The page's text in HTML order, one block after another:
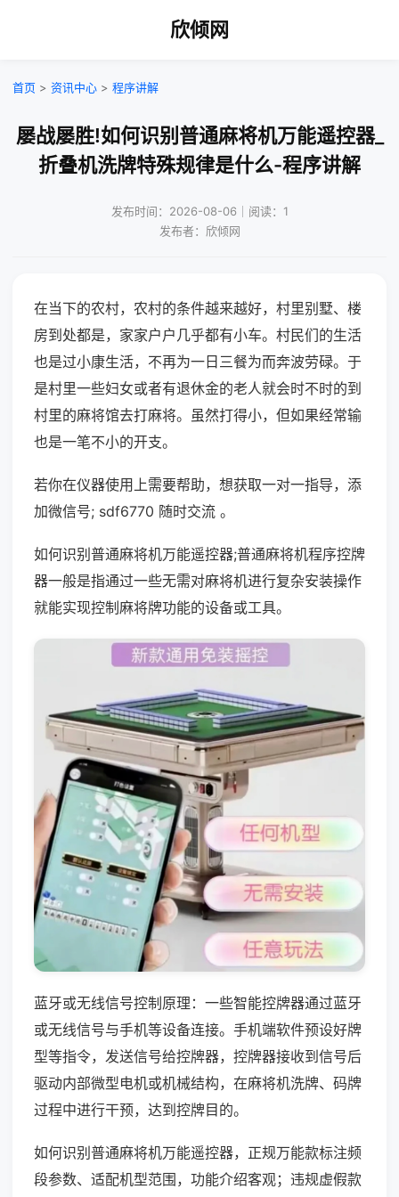
欣倾网
首页 > 资讯中心 > 程序讲解
屡战屡胜!如何识别普通麻将机万能遥控器_
折叠机洗牌特殊规律是什么-程序讲解
发布时间：2026-08-06｜阅读：1
发布者：欣倾网
在当下的农村，农村的条件越来越好，村里别墅、楼
房到处都是，家家户户几乎都有小车。村民们的生活
也是过小康生活，不再为一日三餐为而奔波劳碌。于
是村里一些妇女或者有退休金的老人就会时不时的到
村里的麻将馆去打麻将。虽然打得小，但如果经常输
也是一笔不小的开支。
若你在仪器使用上需要帮助，想获取一对一指导，添
加微信号; sdf6770 随时交流 。
如何识别普通麻将机万能遥控器;普通麻将机程序控牌
器一般是指通过一些无需对麻将机进行复杂安装操作
就能实现控制麻将牌功能的设备或工具。
蓝牙或无线信号控制原理：一些智能控牌器通过蓝牙
或无线信号与手机等设备连接。手机端软件预设好牌
型等指令，发送信号给控牌器，控牌器接收到信号后
驱动内部微型电机或机械结构，在麻将机洗牌、码牌
过程中进行干预，达到控牌目的。
如何识别普通麻将机万能遥控器，正规万能款标注频
段参数、适配机型范围，功能介绍客观；违规虚假款